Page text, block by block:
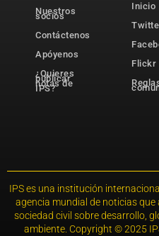
Nuestros
socios
Contáctenos
Apóyenos
¿Quieres
publicar
notas de
IPS?
Inicio
Flickr
IPS es una institución
agencia mundial de noticias que
sociedad civil sobre desarrollo,
ambiente. Copyright © 2025